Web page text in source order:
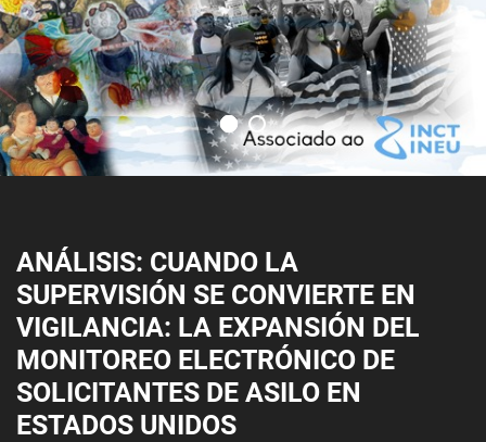
ANÁLISIS: CUANDO LA
SUPERVISIÓN SE CONVIERTE EN
VIGILANCIA: LA EXPANSIÓN DEL
MONITOREO ELECTRÓNICO DE
SOLICITANTES DE ASILO EN
ESTADOS UNIDOS